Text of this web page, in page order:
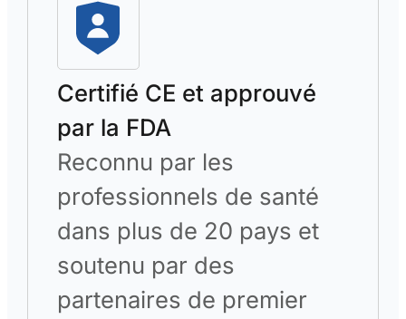
Certifié CE et approuvé
par la FDA
Reconnu par les
professionnels de santé
dans plus de 20 pays et
soutenu par des
partenaires de premier